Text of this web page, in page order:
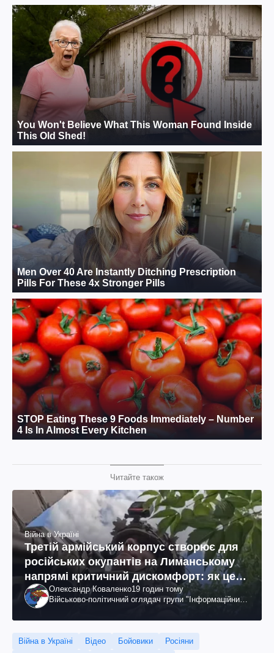
Читайте також
Війна в Україні
Третій армійський корпус створює для
російських окупантів на Лиманському
напрямі критичний дискомфорт: як це
вдалосяОлександр Коваленко19 годин тому
Військово-політичний оглядач групи "Інформаційний
Війна в Україні Відео Бойовики
Росіяни